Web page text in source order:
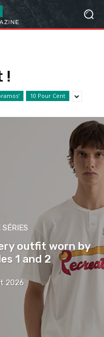
!
10 Pour Cent
outfit worn by
1 and 2
2026